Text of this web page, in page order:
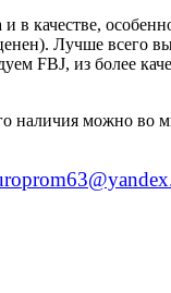
качестве,
Лучше
FBJ, из более
наличия можно во